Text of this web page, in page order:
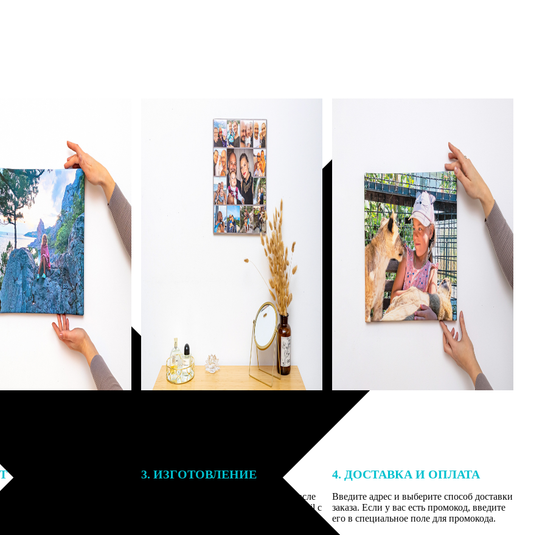
заказа к печати
могут связаться с Вами
телефону или email для
деталей.
3. ИЗГОТОВЛЕНИЕ
Оплатите заказ банковской картой. После
оплаты получите подтверждение на email с
4. ДОСТАВКА И ОПЛАТА
Введите адрес и выберите способ доставки
заказа. Если у вас есть промокод, введите
его в специальное поле для промокода.